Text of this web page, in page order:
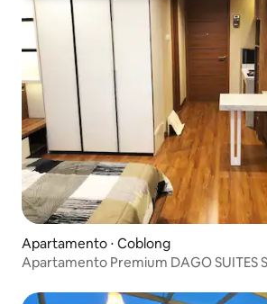
Apartamento ⋅ Coblong
Apartamento Premium DAGO SUITES